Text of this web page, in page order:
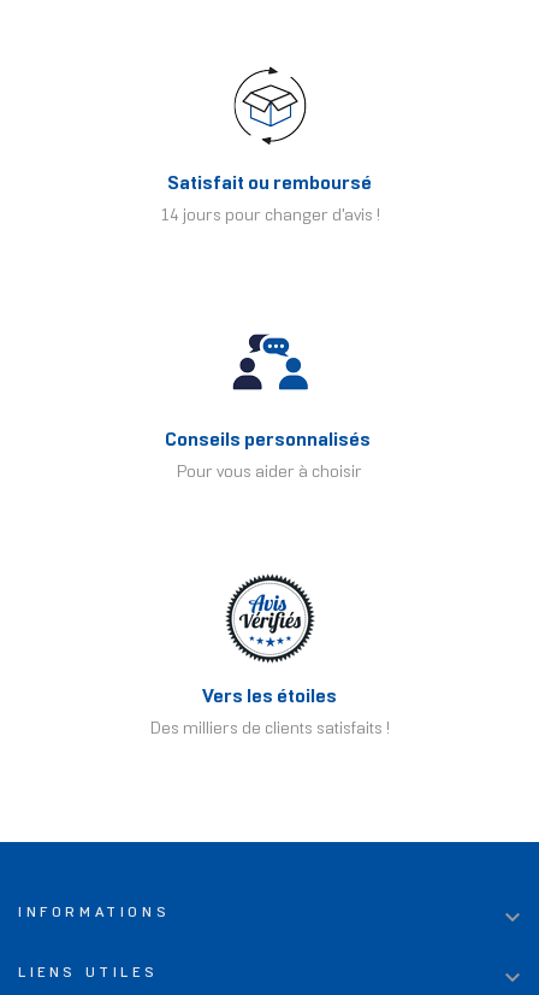
Satisfait ou remboursé
14 jours pour changer d'avis !
Conseils personnalisés
Pour vous aider à choisir
Vers les étoiles
Des milliers de clients satisfaits !
INFORMATIONS 
LIENS UTILES 